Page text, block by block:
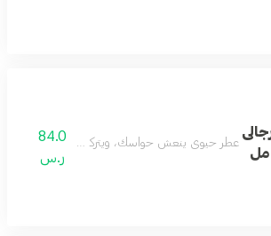
عطر حيوي ينعش حواسك، ويتركك منتعشًا ومليئًا
84.0
ر.س